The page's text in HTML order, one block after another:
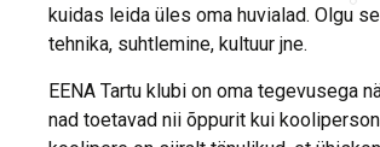
kuidas leida üles oma huvialad. Olgu
tehnika, suhtlemine, kultuur jne.
EENA Tartu klubi on oma tegevusega
nad toetavad nii õppurit kui